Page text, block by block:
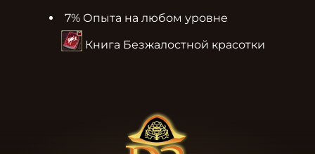
7% Опыта на любом уровне
Книга Безжалостной красотки